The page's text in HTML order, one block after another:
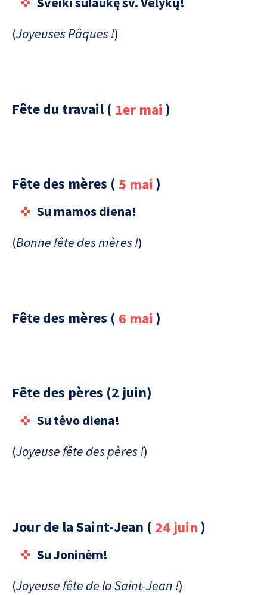
(Joyeuses Pâques !)
Fête du travail ( 1er mai )
Fête des mères (5 mai )
Su mamos diena!
(Bonne fête des mères !)
Fête des mères ( 6 mai )
Fête des pères (2 juin)
Su tėvo diena!
(Joyeuse fête des pères !)
Jour de la Saint-Jean ( 24 juin)
Su Joninėm!
(Joyeuse fête de la Saint-Jean !)